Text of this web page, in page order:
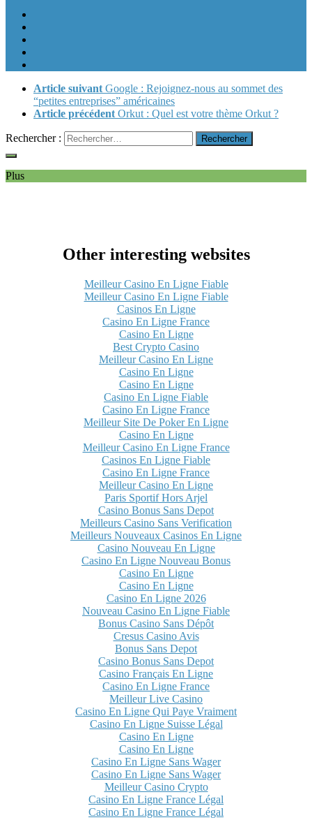
Article suivant Google : Rejoignez-nous au sommet des
“petites entreprises” américaines
Article précédent Orkut : Quel est votre thème Orkut ?
Rechercher :
Plus
Other interesting websites
Meilleur Casino En Ligne Fiable
Meilleur Casino En Ligne Fiable
Casinos En Ligne
Casino En Ligne France
Casino En Ligne
Best Crypto Casino
Meilleur Casino En Ligne
Casino En Ligne
Casino En Ligne
Casino En Ligne Fiable
Casino En Ligne France
Meilleur Site De Poker En Ligne
Casino En Ligne
Meilleur Casino En Ligne France
Casinos En Ligne Fiable
Casino En Ligne France
Meilleur Casino En Ligne
Paris Sportif Hors Arjel
Casino Bonus Sans Depot
Meilleurs Casino Sans Verification
Meilleurs Nouveaux Casinos En Ligne
Casino Nouveau En Ligne
Casino En Ligne Nouveau Bonus
Casino En Ligne
Casino En Ligne
Casino En Ligne 2026
Nouveau Casino En Ligne Fiable
Bonus Casino Sans Dépôt
Cresus Casino Avis
Bonus Sans Depot
Casino Bonus Sans Depot
Casino Français En Ligne
Casino En Ligne France
Meilleur Live Casino
Casino En Ligne Qui Paye Vraiment
Casino En Ligne Suisse Légal
Casino En Ligne
Casino En Ligne
Casino En Ligne Sans Wager
Casino En Ligne Sans Wager
Meilleur Casino Crypto
Casino En Ligne France Légal
Casino En Ligne France Légal